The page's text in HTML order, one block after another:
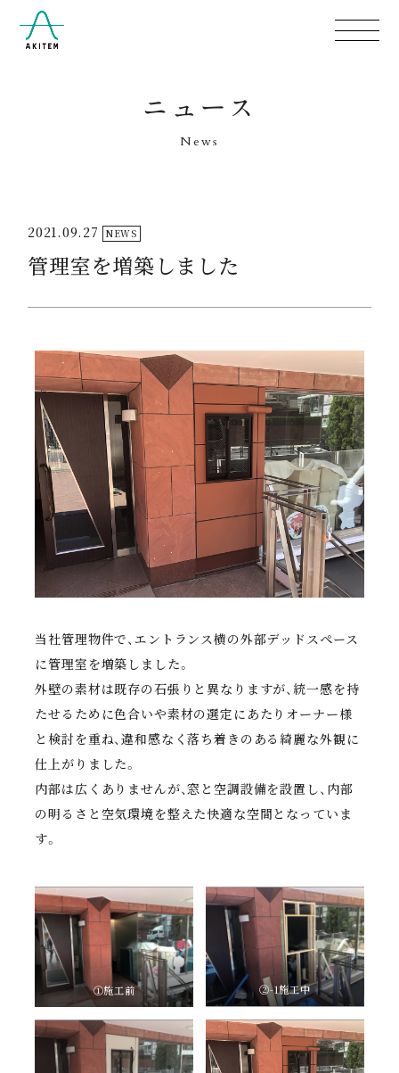
ニュース
News
2021.09.27 NEWS
管理室を増築しました
当社管理物件で、エントランス横の外部デッドスペース
に管理室を増築しました。
外壁の素材は既存の石張りと異なりますが、統一感を持
たせるために色合いや素材の選定にあたりオーナー様
と検討を重ね、違和感なく落ち着きのある綺麗な外観に
仕上がりました。
内部は広くありませんが、窓と空調設備を設置し、内部
の明るさと空気環境を整えた快適な空間となっていま
す。
①施工前 ②-1施工中